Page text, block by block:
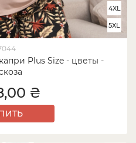
Plus Size - цветы -
4XL
5XL
₴